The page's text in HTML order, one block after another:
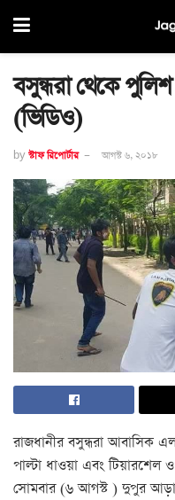
বসুন্ধরা থেকে পুলিশ
(ভিডিও)
by স্টাফ রিপোর্টার আগস্ট ৬, ২০১৮
রাজধানীর বসুন্ধরা আবাসিক
পাল্টা ধাওয়া এবং টিয়ারশেল
সোমবার (৬ আগস্ট ) দুপুর